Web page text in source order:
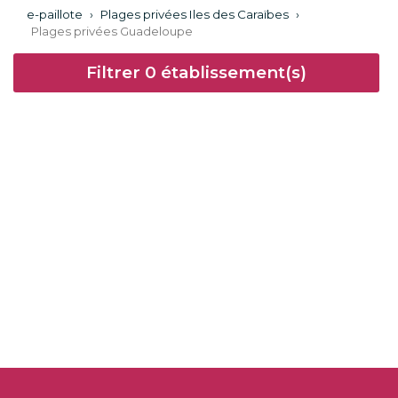
e-paillote › Plages privées Iles des Caraïbes ›
Plages privées Guadeloupe
Filtrer 0 établissement(s)